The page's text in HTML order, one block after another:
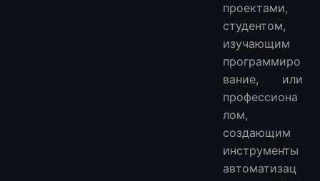
проектами,
студентом,
изучающим
программиро
вание, или
профессиона
лом,
создающим
инструменты
автоматизац